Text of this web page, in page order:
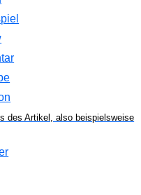
des Artikel, also beispielsweise